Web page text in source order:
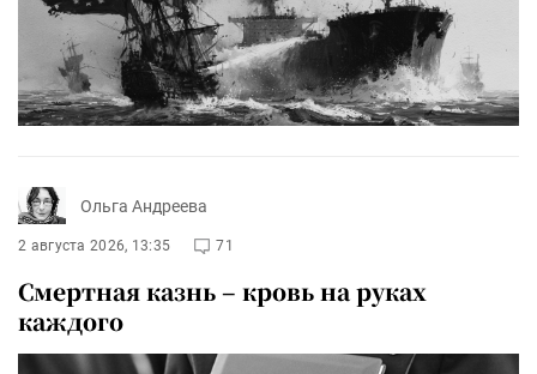
Ольга Андреева
2 августа 2026, 13:35 71
Смертная казнь – кровь на руках
каждого